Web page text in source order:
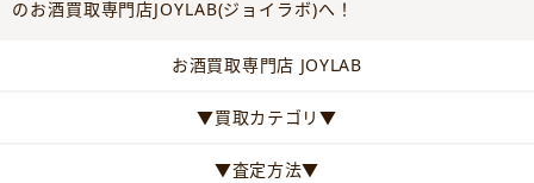
のお酒買取専門店JOYLAB(ジョイラボ)へ！
お酒買取専門店 JOYLAB
▼買取カテゴリ▼
▼査定方法▼